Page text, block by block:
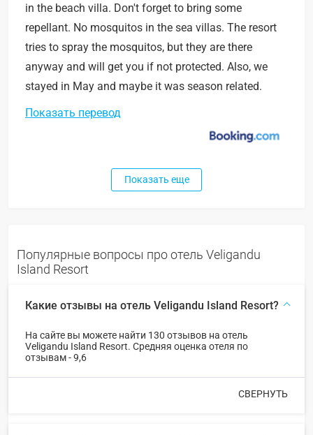
in the beach villa. Don't forget to bring some
repellant. No mosquitos in the sea villas. The resort
tries to spray the mosquitos, but they are there
anyway and will get you if not protected. Also, we
stayed in May and maybe it was season related.
Показать перевод
Показать еще
Популярные вопросы про отель Veligandu
Island Resort
Какие отзывы на отель Veligandu Island Resort?
На сайте вы можете найти 130 отзывов на отель
Veligandu Island Resort. Средняя оценка отеля по
отзывам - 9,6
СВЕРНУТЬ